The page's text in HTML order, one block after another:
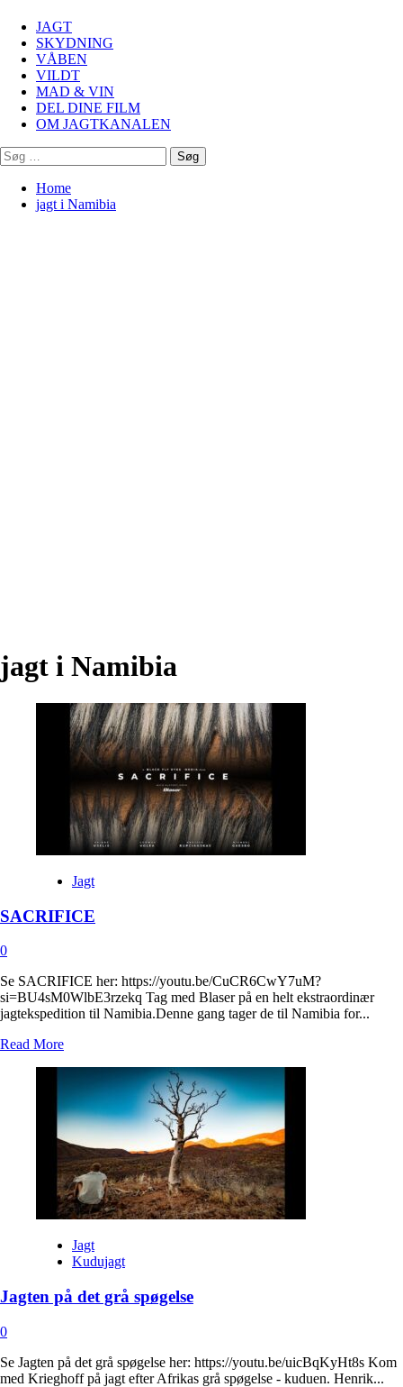
JAGT
SKYDNING
VÅBEN
VILDT
MAD & VIN
DEL DINE FILM
OM JAGTKANALEN
Søg
efter:
Home
jagt i Namibia
jagt i Namibia
Jagt
SACRIFICE
0
Se SACRIFICE her: https://youtu.be/CuCR6CwY7uM?
si=BU4sM0WlbE3rzekq Tag med Blaser på en helt ekstraordinær
jagtekspedition til Namibia.Denne gang tager de til Namibia for...
Read MoreRead
SACRIFICE
Jagt
Kudujagt
Jagten på det grå spøgelse
0
Se Jagten på det grå spøgelse her: https://youtu.be/uicBqKyHt8s Kom
med Krieghoff på jagt efter Afrikas grå spøgelse - kuduen. Henrik...